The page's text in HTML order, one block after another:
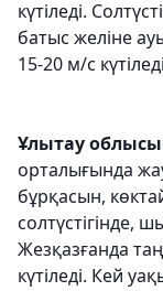
күтіледі.
батыс желіне
15-20 м/с
Ұлытау
орталығында
бұрқасын,
солтүстігінде,
Жезқазғанда
күтіледі. Кей